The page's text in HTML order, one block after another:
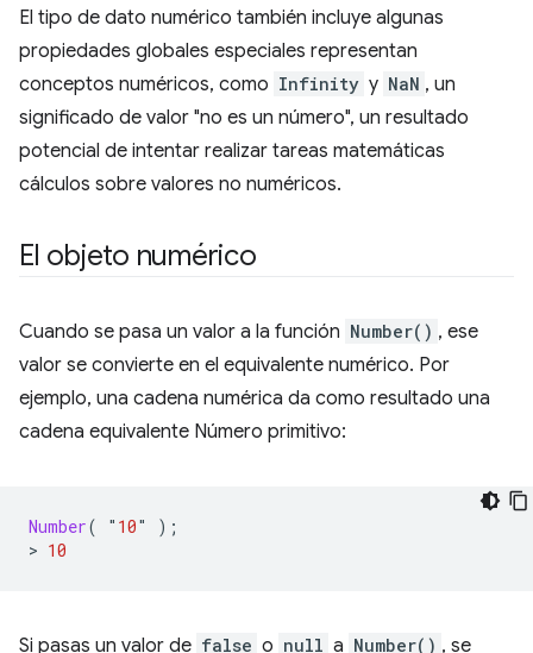
El tipo de dato numérico también incluye algunas
propiedades globales especiales representan
conceptos numéricos, como Infinity y NaN , un
significado de valor "no es un número", un resultado
potencial de intentar realizar tareas matemáticas
cálculos sobre valores no numéricos.
El objeto numérico
Cuando se pasa un valor a la función Number() , ese
valor se convierte en el equivalente numérico. Por
ejemplo, una cadena numérica da como resultado una
cadena equivalente Número primitivo:
Number( " 10"
);
> 10
Si pasas un valor de false o null a Number() , se